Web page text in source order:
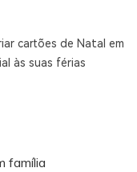
cartões de Natal em
às suas férias
família